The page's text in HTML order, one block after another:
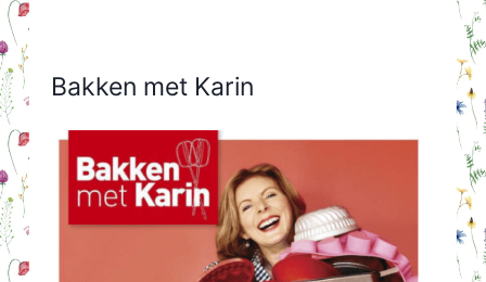
Bakken met Karin